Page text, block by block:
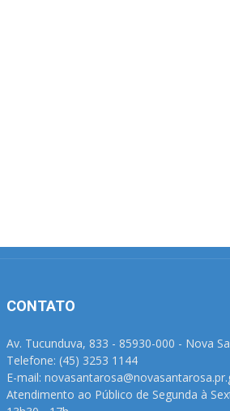
CONTATO
Av. Tucunduva, 833 - 85930-000 - Nova
Telefone: (45) 3253 1144
E-mail:
Atendimento ao Público de Segunda à